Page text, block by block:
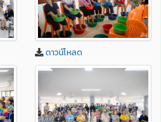
ดาวน์โหลด